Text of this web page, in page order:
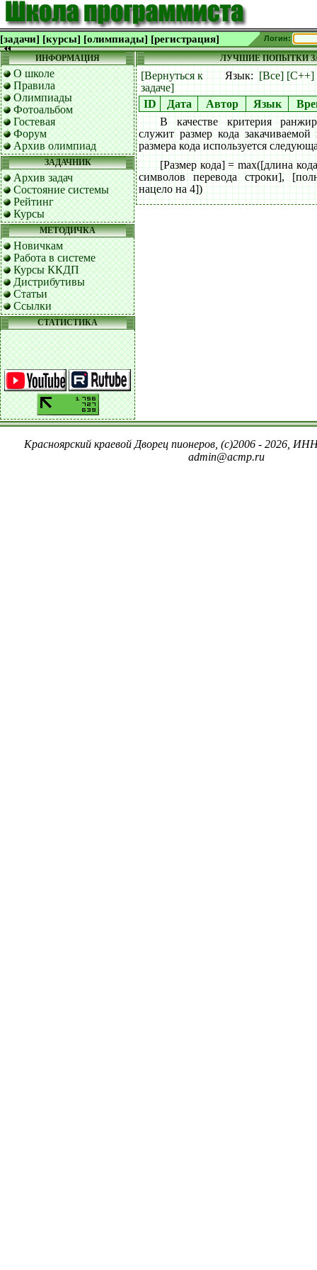
[задачи] [курсы] [олимпиады] [регистрация] Логин:
ИНФОРМАЦИЯ
О школе
Правила
Олимпиады
Фотоальбом
Гостевая
Форум
Архив олимпиад
ЗАДАЧНИК
Архив задач
Состояние системы
Рейтинг
Курсы
МЕТОДИЧКА
Новичкам
Работа в системе
Курсы ККДП
Дистрибутивы
Статьи
Ссылки
СТАТИСТИКА
ЛУЧШИЕ ПОПЫТКИ
[Вернуться к
задаче]
Язык:[Все] [C++]
ID Дата Автор Язык
В качестве критерия
служит размер кода
размера кода используется
[Размер кода] = max([длина
символов перевода строки],
нацело на 4])
Красноярский краевой Дворец пионеров, (c)2006 - 2026,
admin@acmp.ru